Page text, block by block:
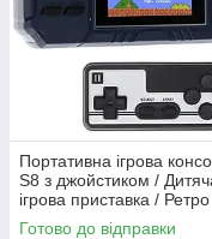
Портативна ігрова
S8 з джойстиком /
ігрова приставка / Ретро
консоль для ігор
Готово до відправки